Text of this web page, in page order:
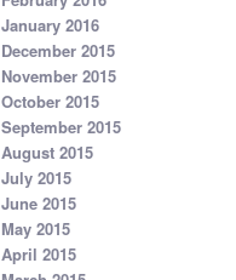
January 2016
December 2015
November 2015
October 2015
September 2015
August 2015
July 2015
June 2015
May 2015
April 2015